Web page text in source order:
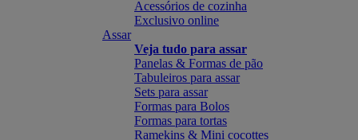
Acessórios de cozinha
Exclusivo online
Assar
Veja tudo para assar
Panelas & Formas de pão
Tabuleiros para assar
Sets para assar
Formas para Bolos
Formas para tortas
Ramekins & Mini cocottes